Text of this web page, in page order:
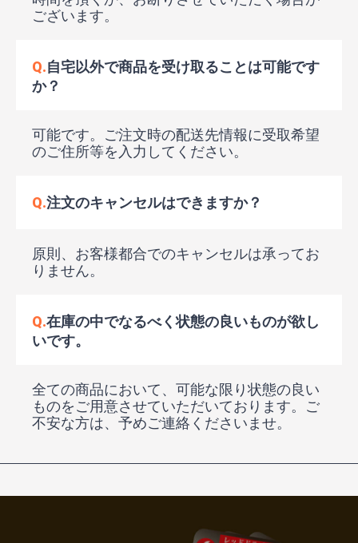
ございます。
Q.自宅以外で商品を受け取ることは可能です
か？
可能です。ご注文時の配送先情報に受取希望
のご住所等を入力してください。
Q.注文のキャンセルはできますか？
原則、お客様都合でのキャンセルは承ってお
りません。
Q.在庫の中でなるべく状態の良いものが欲し
いです。
全ての商品において、可能な限り状態の良い
ものをご用意させていただいております。ご
不安な方は、予めご連絡くださいませ。